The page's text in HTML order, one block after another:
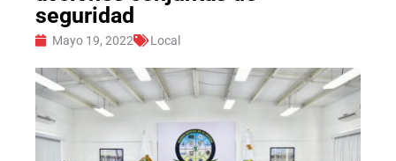
seguridad
Mayo 19, 2022 Local